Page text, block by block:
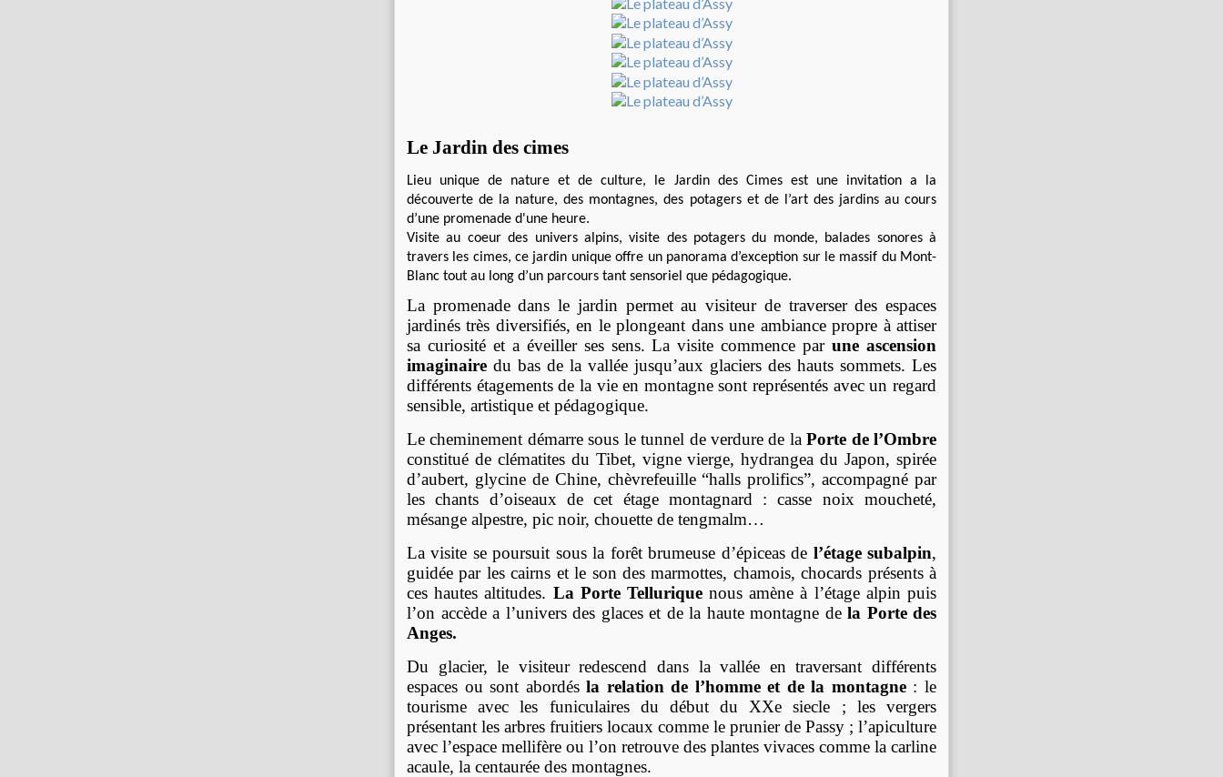
Le Jardin des cimes
Lieu unique de nature et de culture, le Jardin des Cimes est une invitation a la
découverte de la nature, des montagnes, des potagers et de l’art des jardins au cours
d’une promenade d'une heure.
Visite au coeur des univers alpins, visite des potagers du monde, balades sonores à
travers les cimes, ce jardin unique offre un panorama d’exception sur le massif du Mont-
Blanc tout au long d’un parcours tant sensoriel que pédagogique.
La promenade dans le jardin permet au visiteur de traverser des espaces
jardinés très diversifiés, en le plongeant dans une ambiance propre à attiser
sa curiosité et a éveiller ses sens. La visite commence parune ascension
imaginaire du bas de la vallée jusqu’aux glaciers des hauts sommets. Les
différents étagements de la vie en montagne sont représentés avec un regard
sensible, artistique et pédagogique.
Le cheminement démarre sous le tunnel de verdure de laPorte de l’Ombre
constitué de clématites du Tibet, vigne vierge, hydrangea du Japon, spirée
d’aubert, glycine de Chine, chèvrefeuille “halls prolifics”, accompagné par
les chants d’oiseaux de cet étage montagnard : casse noix moucheté,
mésange alpestre, pic noir, chouette de tengmalm…
La visite se poursuit sous la forêt brumeuse d’épiceas de l’étage subalpin,
guidée par les cairns et le son des marmottes, chamois, chocards présents à
ces hautes altitudes. La Porte Telluriquenous amène à l’étage alpin puis
l’on accède a l’univers des glaces et de la haute montagne de la Porte des
Anges.
Du glacier, le visiteur redescend dans la vallée en traversant différents
espaces ou sont abordésla relation de l’homme et de la montagne: le
tourisme avec les funiculaires du début du XXe siecle ; les vergers
présentant les arbres fruitiers locaux comme le prunier de Passy ; l’apiculture
avec l’espace mellifère ou l’on retrouve des plantes vivaces comme la carline
acaule, la centaurée des montagnes.